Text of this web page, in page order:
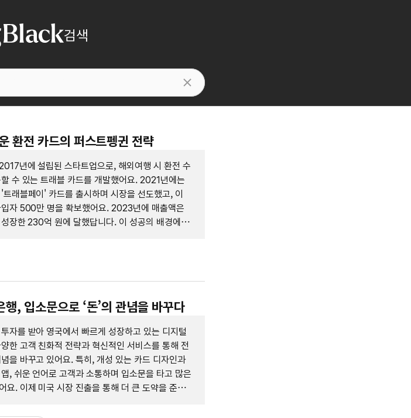
검색
환전 카드의 퍼스트펭귄 전략
년에 설립된 스타트업으로, 해외여행 시 환전 수
수 있는 트래블 카드를 개발했어요. 2021년에는
래블페이' 카드를 출시하며 시장을 선도했고, 이
자 500만 명을 확보했어요. 2023년에 매출액은
장한 230억 원에 달했답니다. 이 성공의 배경에는
, 입소문으로 ‘돈’의 관념을 바꾸다
자를 받아 영국에서 빠르게 성장하고 있는 디지털
한 고객 친화적 전략과 혁신적인 서비스를 통해 전
을 바꾸고 있어요. 특히, 개성 있는 카드 디자인과
, 쉬운 언어로 고객과 소통하며 입소문을 타고 많은
요. 이제 미국 시장 진출을 통해 더 큰 도약을 준비